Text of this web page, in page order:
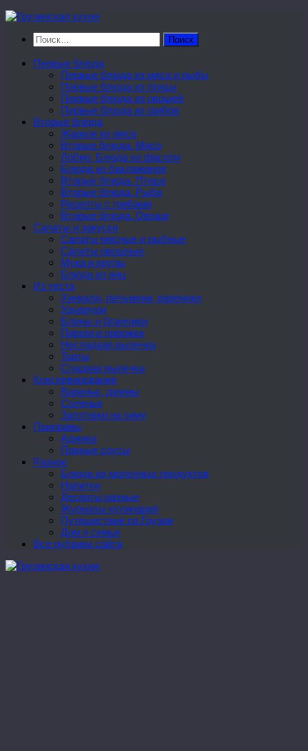
Перейти
содержимому
Найти:
Первые блюда
Первые блюда из мяса и рыбы
Первые блюда из птицы
Первые блюда из овощей
Первые блюда из грибов
Вторые блюда
Жаркое из мяса
Вторые блюда. Мясо
Лобио. Блюда из фасоли
Блюда из баклажанов
Вторые блюда. Птица
Вторые блюда. Рыба
Рецепты с грибами
Вторые блюда. Овощи
Салаты и закуски
Салаты мясные и рыбные
Салаты овощные
Мука и крупы
Блюда из яиц
Из теста
Хинкали, пельмени, вареники
Хачапури
Блины и блинчики
Пироги и пирожки
Несладкая выпечка
Торты
Сладкая выпечка
Консервирование
Варенье, джемы
Соленья
Заготовки на зиму
Приправы
Аджика
Пряные соусы
Разное
Блюда из молочных продуктов
Напитки
Десерты разные
Журналы кулинария
Путешествие по Грузии
Дом и семья
Все рубрики сайта